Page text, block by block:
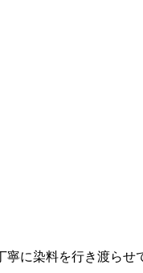
に染料を行き渡らせ